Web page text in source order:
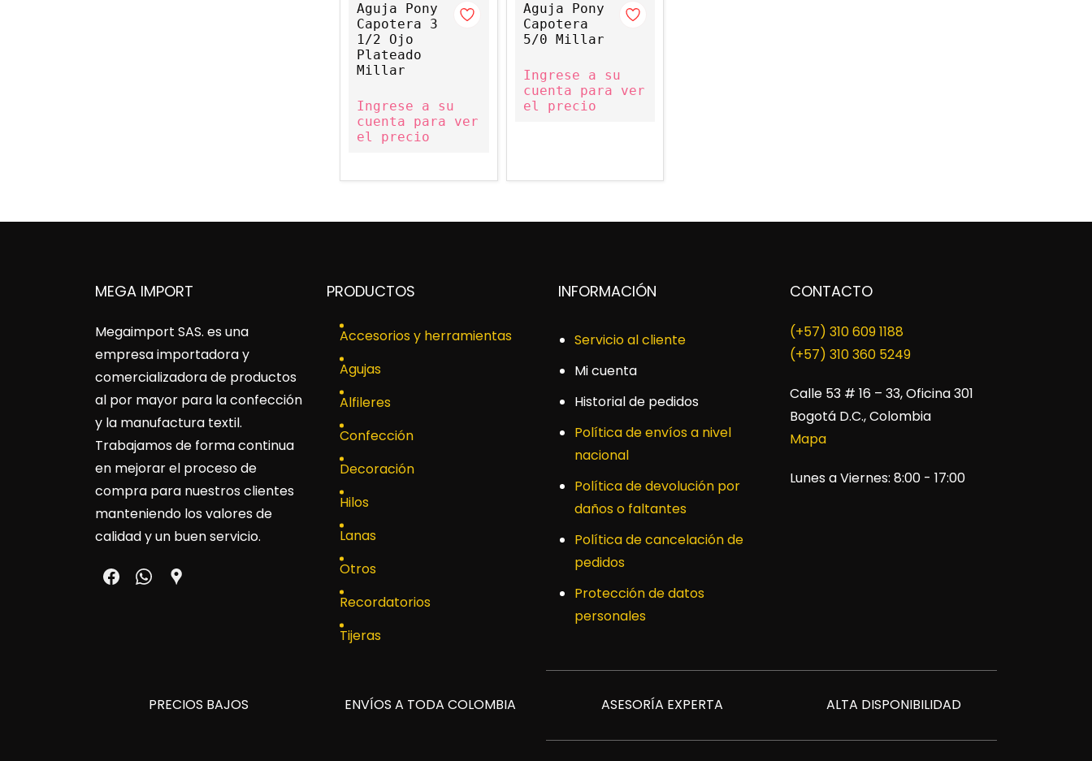
Aguja Pony
Capotera 3
1/2 Ojo
Plateado
Millar
Ingrese a su
cuenta para ver
el precio
Aguja Pony
Capotera
5/0 Millar
Ingrese a su
cuenta para ver
el precio
MEGA IMPORT
Megaimport SAS. es una
empresa importadora y
comercializadora de productos
al por mayor para la confección
y la manufactura textil.
Trabajamos de forma continua
en mejorar el proceso de
compra para nuestros clientes
manteniendo los valores de
calidad y un buen servicio.
PRODUCTOS
Accesorios y herramientas
Agujas
Alfileres
Confección
Decoración
Hilos
Lanas
Otros
Recordatorios
Tijeras
INFORMACIÓN
Servicio al cliente
Mi cuenta
Historial de pedidos
Política de envíos a nivel
nacional
Política de devolución por
daños o faltantes
Política de cancelación de
pedidos
Protección de datos
personales
CONTACTO
(+57) 310 609 1188
​(+57) 310 360 5249
Calle 53 # 16 – 33, Oficina 301
Bogotá D.C., Colombia
Mapa
Lunes a Viernes: 8:00 - 17:00
PRECIOS BAJOS ENVÍOS A TODA COLOMBIA ASESORÍA EXPERTA ALTA DISPONIBILIDAD